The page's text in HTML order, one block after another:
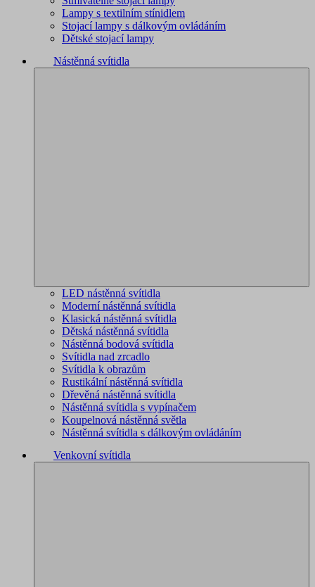
Lampy s textilním stínidlem
Stojací lampy s dálkovým ovládáním
Dětské stojací lampy
Nástěnná svítidla
LED nástěnná svítidla
Moderní nástěnná svítidla
Klasická nástěnná svítidla
Dětská nástěnná svítidla
Nástěnná bodová svítidla
Svítidla nad zrcadlo
Svítidla k obrazům
Rustikální nástěnná svítidla
Dřevěná nástěnná svítidla
Nástěnná svítidla s vypínačem
Koupelnová nástěnná světla
Nástěnná svítidla s dálkovým ovládáním
Venkovní svítidla